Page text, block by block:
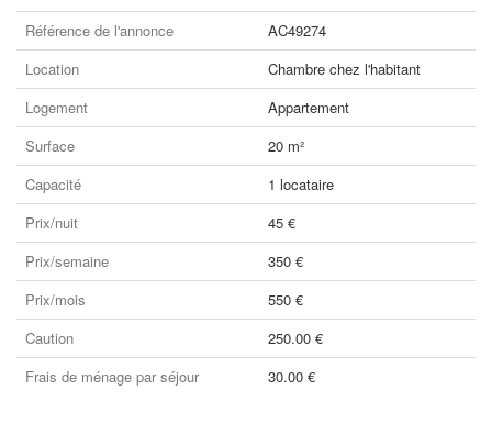
Référence de l'annonce
AC49274
Location
Chambre chez l'habitant
Logement
Appartement
Surface
20 m²
Capacité
1 locataire
Prix/nuit
45 €
Prix/semaine
350 €
Prix/mois
550 €
Caution
250.00 €
Frais de ménage par séjour
30.00 €